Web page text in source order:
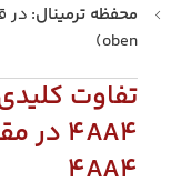
محفظه ترمینال:
oben)
4AA4